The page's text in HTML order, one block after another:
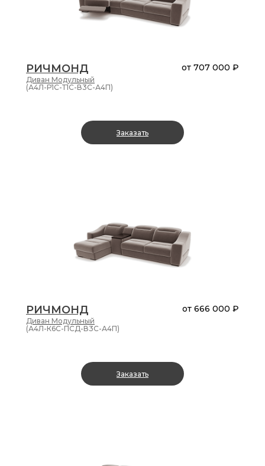
РИЧМОНД
Диван Модульный
от 707 000 ₽
(А4Л-Р1С-Т1С-В3С-А4П)
Заказать
РИЧМОНД
Диван Модульный
от 666 000 ₽
(А4Л-К6С-ПСД-В3С-А4П)
Заказать